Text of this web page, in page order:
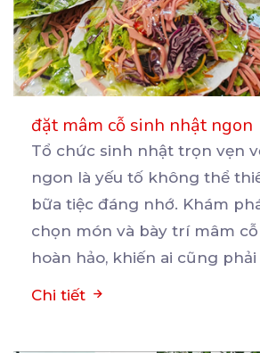
đặt mâm cỗ sinh nhật ngon
Tổ chức sinh nhật trọn vẹn
ngon là yếu tố không thể
bữa tiệc đáng nhớ. Khám
chọn món và bày trí mâm
hoàn hảo, khiến ai cũng phải
Chi tiết